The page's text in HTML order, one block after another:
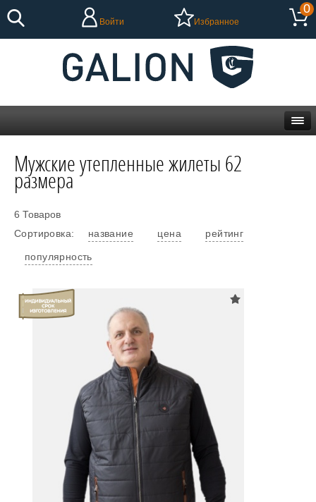
Войти Избранное
0
Мужские утепленные жилеты 62
размера
Сортировка: название цена рейтинг
популярность
6 Товаров